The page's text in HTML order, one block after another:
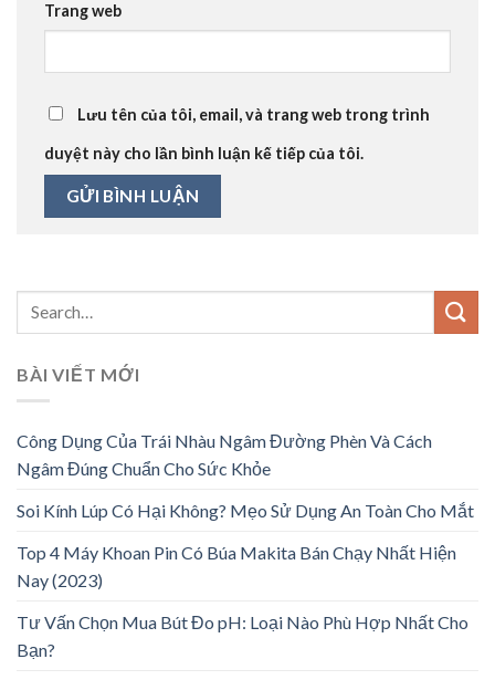
Trang web
Lưu tên của tôi, email, và trang web trong trình
duyệt này cho lần bình luận kế tiếp của tôi.
BÀI VIẾT MỚI
Công Dụng Của Trái Nhàu Ngâm Đường Phèn Và Cách
Ngâm Đúng Chuẩn Cho Sức Khỏe
Soi Kính Lúp Có Hại Không? Mẹo Sử Dụng An Toàn Cho Mắt
Top 4 Máy Khoan Pin Có Búa Makita Bán Chạy Nhất Hiện
Nay (2023)
Tư Vấn Chọn Mua Bút Đo pH: Loại Nào Phù Hợp Nhất Cho
Bạn?